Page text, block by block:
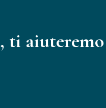
ti